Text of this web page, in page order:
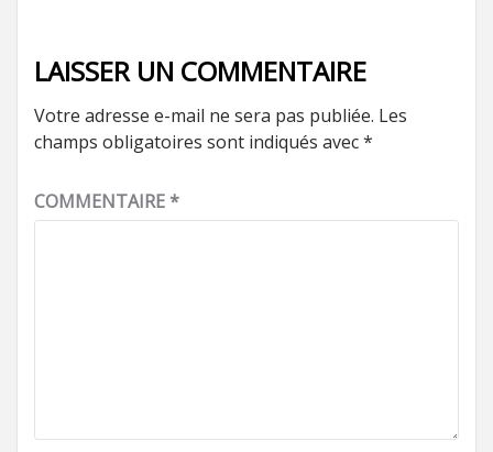
LAISSER UN COMMENTAIRE
Votre adresse e-mail ne sera pas publiée. Les
champs obligatoires sont indiqués avec*
COMMENTAIRE*